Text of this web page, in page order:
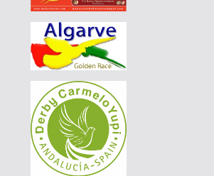
PT-4420380-24|130 EUR
AVELAR & AVELAR
PT-4420380-24 |120 EUR
AVELAR & AVELAR
PT-4420350-24| 120 EUR
AVELAR & AVELAR
PT-4420411-24|190 EUR
AVELAR & AVELAR
PT-4420411-24|180 EUR